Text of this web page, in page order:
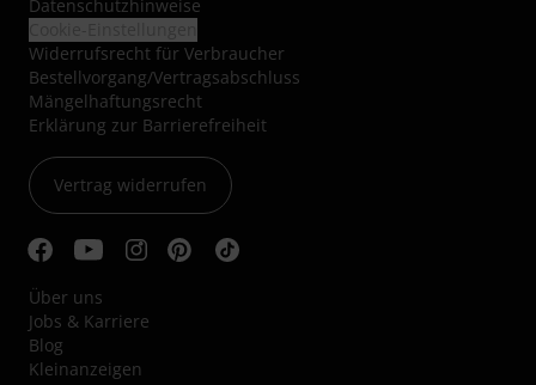
Datenschutzhinweise
Widerrufsrecht für Verbraucher
Bestellvorgang/Vertragsabschluss
Mängelhaftungsrecht
Erklärung zur Barrierefreiheit
Vertrag widerrufen
Über uns
Jobs & Karriere
Blog
Kleinanzeigen